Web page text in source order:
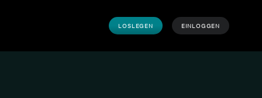
LOSLEGEN EINLOGGEN